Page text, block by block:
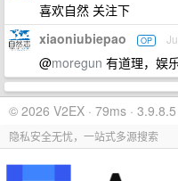
喜欢自然 关注下
xiaoniubiepao OP
@moregun 有道理，娱
© 2026 V2EX · 79ms · 3.9.8.5
隐私安全无忧，一站式多源搜索